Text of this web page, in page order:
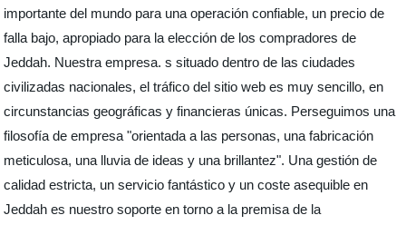
importante del mundo para una operación confiable, un precio de
falla bajo, apropiado para la elección de los compradores de
Jeddah. Nuestra empresa. s situado dentro de las ciudades
civilizadas nacionales, el tráfico del sitio web es muy sencillo, en
circunstancias geográficas y financieras únicas. Perseguimos una
filosofía de empresa "orientada a las personas, una fabricación
meticulosa, una lluvia de ideas y una brillantez". Una gestión de
calidad estricta, un servicio fantástico y un coste asequible en
Jeddah es nuestro soporte en torno a la premisa de la